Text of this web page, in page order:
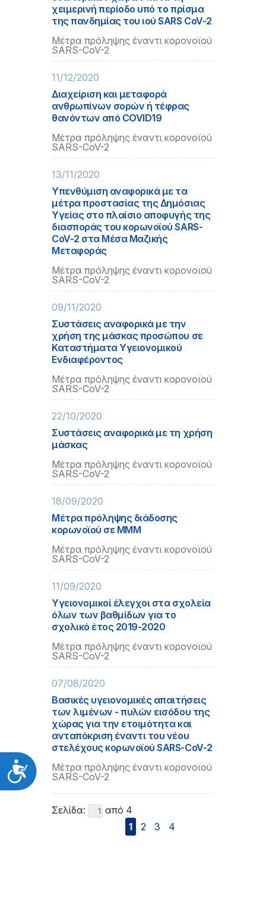
Προσιτότητα
χειμερινή περίοδο υπό το πρίσμα
της πανδημίας του ιού SARS CoV-2
Μέτρα πρόληψης έναντι κορονοϊού
SARS-CoV-2
11/12/2020
Διαχείριση και μεταφορά
ανθρωπίνων σορών ή τέφρας
θανόντων από COVID19
Μέτρα πρόληψης έναντι κορονοϊού
SARS-CoV-2
13/11/2020
Υπενθύμιση αναφορικά με τα
μέτρα προστασίας της Δημόσιας
Υγείας στο πλαίσιο αποφυγής της
διασποράς του κορωνοϊού SARS-
CoV-2 στα Μέσα Μαζικής
Μεταφοράς
Μέτρα πρόληψης έναντι κορονοϊού
SARS-CoV-2
09/11/2020
Συστάσεις αναφορικά με την
χρήση της μάσκας προσώπου σε
Καταστήματα Υγειονομικού
Ενδιαφέροντος
Μέτρα πρόληψης έναντι κορονοϊού
SARS-CoV-2
22/10/2020
Συστάσεις αναφορικά με τη χρήση
μάσκας
Μέτρα πρόληψης έναντι κορονοϊού
SARS-CoV-2
18/09/2020
Μέτρα πρόληψης διάδοσης
κορωνοϊού σε ΜΜΜ
Μέτρα πρόληψης έναντι κορονοϊού
SARS-CoV-2
11/09/2020
Υγειονομικοί έλεγχοι στα σχολεία
όλων των βαθμίδων για το
σχολικό έτος 2019-2020
Μέτρα πρόληψης έναντι κορονοϊού
SARS-CoV-2
07/08/2020
Βασικές υγειονομικές απαιτήσεις
των λιμένων - πυλών εισόδου της
χώρας για την ετοιμότητα και
ανταπόκριση έναντι του νέου
στελέχους κορωνοϊού SARS-CoV-2
Μέτρα πρόληψης έναντι κορονοϊού
SARS-CoV-2
Σελίδα:
από 4
1
2 3 4